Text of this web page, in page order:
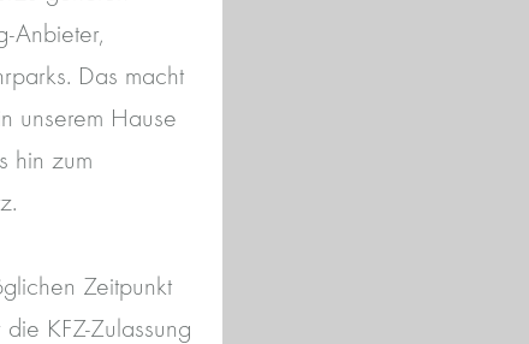
Anbieter,
Das macht
unserem Hause
hin zum
Zeitpunkt
KFZ-Zulassung